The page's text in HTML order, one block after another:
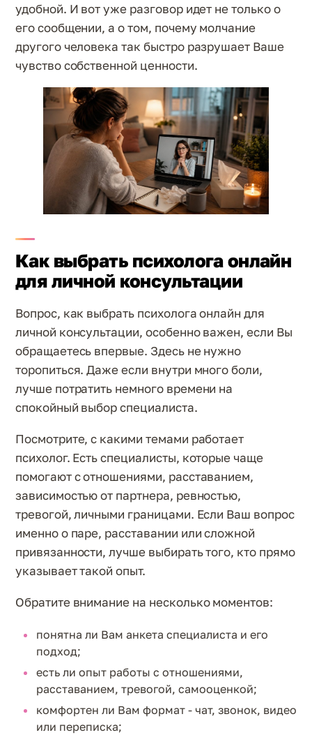
удобной. И вот уже разговор идет не только о
его сообщении, а о том, почему молчание
другого человека так быстро разрушает Ваше
чувство собственной ценности.
Как выбрать психолога онлайн
для личной консультации
Вопрос, как выбрать психолога онлайн для
личной консультации, особенно важен, если Вы
обращаетесь впервые. Здесь не нужно
торопиться. Даже если внутри много боли,
лучше потратить немного времени на
спокойный выбор специалиста.
Посмотрите, с какими темами работает
психолог. Есть специалисты, которые чаще
помогают с отношениями, расставанием,
зависимостью от партнера, ревностью,
тревогой, личными границами. Если Ваш вопрос
именно о паре, расставании или сложной
привязанности, лучше выбирать того, кто прямо
указывает такой опыт.
Обратите внимание на несколько моментов:
понятна ли Вам анкета специалиста и его
подход;
есть ли опыт работы с отношениями,
расставанием, тревогой, самооценкой;
комфортен ли Вам формат - чат, звонок, видео
или переписка;